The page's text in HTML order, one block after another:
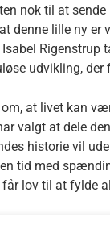
nok til at
denne lille ny
udvikling,
at livet kan
valgt at dele
historie vil
tid med
lov til at fylde